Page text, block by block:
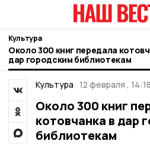
Культура
Около 300 книг передала
дар городским библиотекам
Культура 12 февраля , 14:18
Около 300 книг
котовчанка в дар
библиотекам